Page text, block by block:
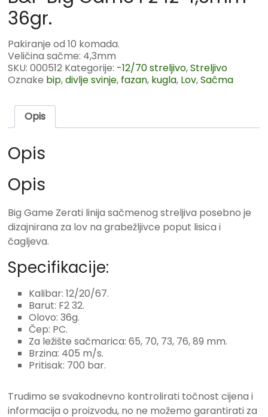
36gr.
Pakiranje od 10 komada.
Veličina sačme: 4,3mm
SKU:000512 Kategorije: -12/70 streljivo,Streljivo
Oznake bip,divlje svinje, fazan, kugla, Lov,Sačma
Opis
Opis
Opis
Big Game Zerati linija sačmenog streljiva posebno je
dizajnirana za lov na grabežljivce poput lisica i
čagljeva.
Specifikacije:
Kalibar: 12/20/67.
Barut: F2 32.
Olovo: 36g.
Čep: PC.
Za ležište sačmarica: 65, 70, 73, 76, 89 mm.
Brzina: 405 m/s.
Pritisak: 700 bar.
Trudimo se svakodnevno kontrolirati točnost cijena i
informacija o proizvodu, no ne možemo garantirati za